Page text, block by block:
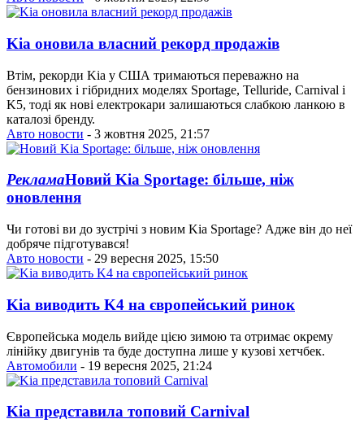
Kia оновила власний рекорд продажів
Втім, рекорди Kia у США тримаються переважно на
бензинових і гібридних моделях Sportage, Telluride, Carnival і
K5, тоді як нові електрокари залишаються слабкою ланкою в
каталозі бренду.
Авто новости - 3 жовтня 2025, 21:57
РекламаНовий Kia Sportage: більше, ніж
оновлення
Чи готові ви до зустрічі з новим Kia Sportage? Адже він до неї
добряче підготувався!
Авто новости - 29 вересня 2025, 15:50
Kia виводить K4 на європейський ринок
Європейська модель вийде цією зимою та отримає окрему
лінійку двигунів та буде доступна лише у кузові хетчбек.
Автомобили - 19 вересня 2025, 21:24
Kia представила топовий Carnival